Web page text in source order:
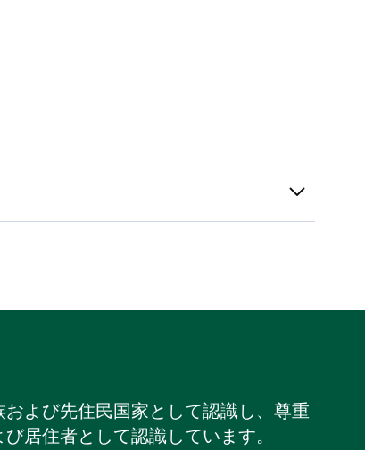
よび先住民国家として認識し、尊重
居住者として認識しています。